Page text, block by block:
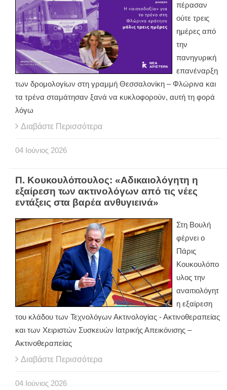
πέρασαν
ούτε τρεις
ημέρες από
την
πανηγυρική
επανέναρξη
των δρομολογίων στη γραμμή Θεσσαλονίκη – Φλώρινα και
τα τρένα σταμάτησαν ξανά να κυκλοφορούν, αυτή τη φορά
λόγω
Διαβάστε Περισσότερα
04 Ιούνιος 2026
Π. Κουκουλόπουλος: «Αδικαιολόγητη η
εξαίρεση των ακτινολόγων από τις νέες
εντάξεις στα βαρέα ανθυγιεινά»
Στη Βουλή
φέρνει ο
Πάρις
Κουκουλόπο
υλος την
αναιτιολόγητ
η εξαίρεση
του κλάδου των Τεχνολόγων Ακτινολογίας - Ακτινοθεραπείας
και των Χειριστών Συσκευών Ιατρικής Απεικόνισης –
Ακτινοθεραπείας
Διαβάστε Περισσότερα
04 Ιούνιος 2026